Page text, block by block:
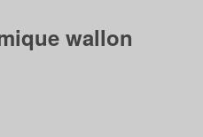
wallon